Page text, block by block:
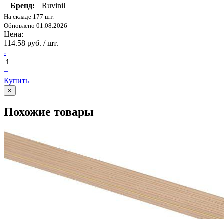
Бренд:
Ruvinil
На складе 177 шт.
Обновлено 01.08.2026
Цена:
114.58 руб. / шт.
-
+
Купить
×
Похожие товары